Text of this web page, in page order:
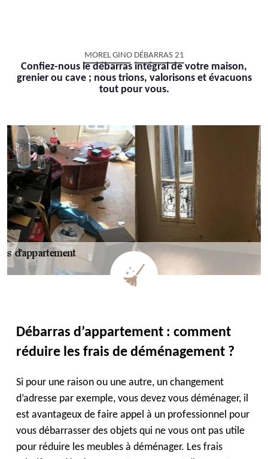
MOREL GINO DÉBARRAS 21
Confiez-nous le débarras intégral de votre maison,
grenier ou cave ; nous trions, valorisons et évacuons
tout pour vous.
Débarras d’appartement : comment
réduire les frais de déménagement ?
Si pour une raison ou une autre, un changement
d’adresse par exemple, vous devez vous déménager, il
est avantageux de faire appel à un professionnel pour
vous débarrasser des objets qui ne vous ont pas utile
pour réduire les meubles à déménager. Les frais